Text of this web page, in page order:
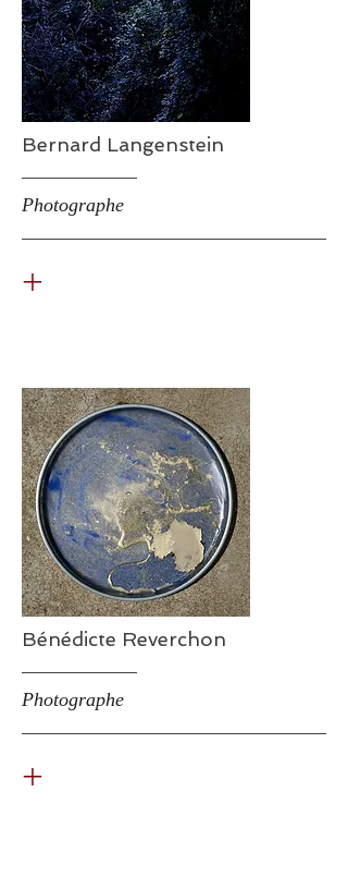
Bernard Langenstein
Photographe
+
Bénédicte Reverchon
Photographe
+